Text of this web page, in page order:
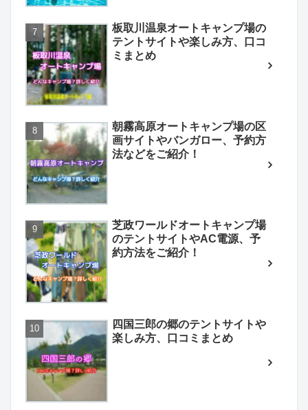
板取川温泉オートキャンプ場の
テントサイトや楽しみ方、口コ
ミまとめ
朝霧高原オートキャンプ場の区
画サイトやバンガロー、予約方
法などをご紹介！
芝政ワールドオートキャンプ場
のテントサイトやAC電源、予
約方法をご紹介！
四国三郎の郷のテントサイトや
楽しみ方、口コミまとめ